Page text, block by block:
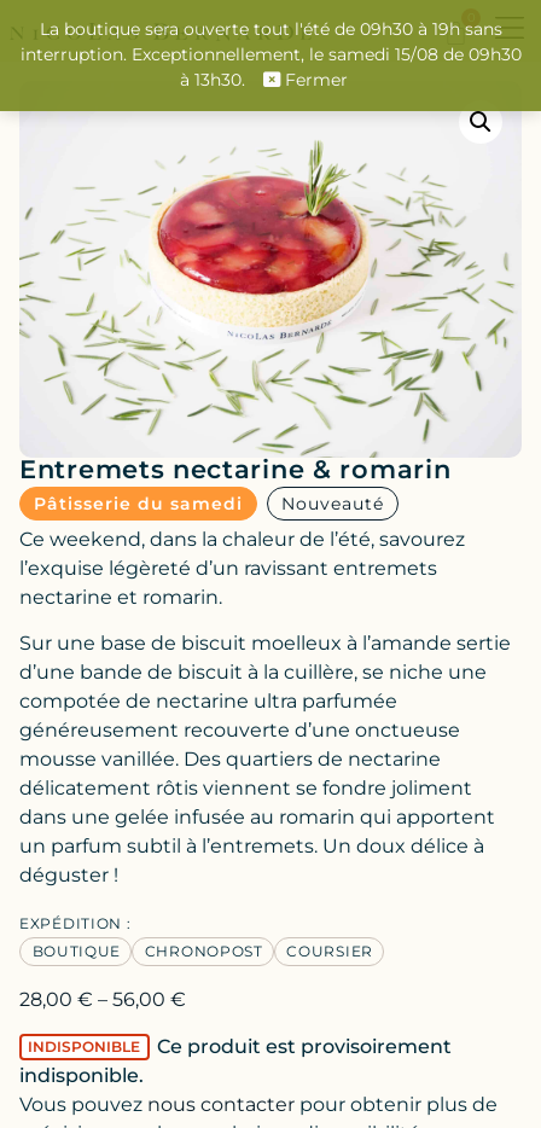
Entremets nectarine & romarin
Pâtisserie du samedi Nouveauté
Ce weekend, dans la chaleur de l’été, savourez
l’exquise légèreté d’un ravissant entremets
nectarine et romarin.
Sur une base de biscuit moelleux à l’amande sertie
d’une bande de biscuit à la cuillère, se niche une
compotée de nectarine ultra parfumée
généreusement recouverte d’une onctueuse
mousse vanillée. Des quartiers de nectarine
délicatement rôtis viennent se fondre joliment
dans une gelée infusée au romarin qui apportent
un parfum subtil à l’entremets. Un doux délice à
déguster !
EXPÉDITION :
BOUTIQUE
CHRONOPOST COURSIER
28,00 € – 56,00 €
INDISPONIBLE
Ce produit est provisoirement
indisponible.
Vous pouvez nous contacter pour obtenir plus de
La boutique sera ouverte tout l'été de 09h30 à 19h sans
interruption. Exceptionnellement, le samedi 15/08 de 09h30
à 13h30.
Fermer